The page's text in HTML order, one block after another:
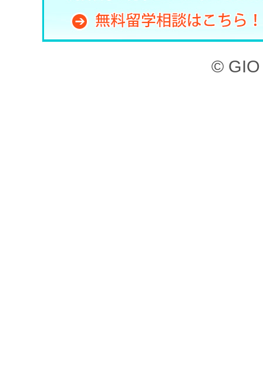
第1章 （目的）
本サイト、ならびに本サ
ービスを利用することが
© GIO